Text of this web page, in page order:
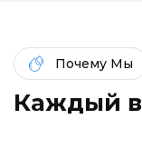
Почему Мы
Каждый в